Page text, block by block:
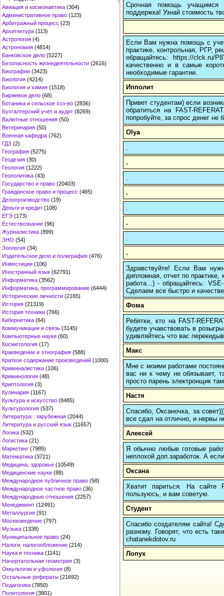
Авиация и космонавтика (304)
Административное право (123)
Арбитражный процесс (23)
Архитектура (113)
Астрология (4)
Астрономия (4814)
Банковское дело (5227)
Безопасность жизнедеятельности (2616)
Биографии (3423)
Биология (4214)
Биология и химия (1518)
Биржевое дело (68)
Ботаника и сельское хоз-во (2836)
Бухгалтерский учет и аудит (8269)
Валютные отношения (50)
Ветеринария (50)
Военная кафедра (762)
ГДЗ (2)
География (5275)
Геодезия (30)
Геология (1222)
Геополитика (43)
Государство и право (20403)
Гражданское право и процесс (465)
Делопроизводство (19)
Деньги и кредит (108)
ЕГЭ (173)
Естествознание (96)
Журналистика (899)
ЗНО (54)
Зоология (34)
Издательское дело и полиграфия (476)
Инвестиции (106)
Иностранный язык (62791)
Информатика (3562)
Информатика, программирование (6444)
Исторические личности (2165)
История (21319)
История техники (766)
Кибернетика (64)
Коммуникации и связь (3145)
Компьютерные науки (60)
Косметология (17)
Краеведение и этнография (588)
Краткое содержание произведений (1000)
Криминалистика (106)
Криминология (48)
Криптология (3)
Кулинария (1167)
Культура и искусство (8485)
Культурология (537)
Литература : зарубежная (2044)
Литература и русский язык (11657)
Логика (532)
Логистика (21)
Маркетинг (7985)
Математика (3721)
Медицина, здоровье (10549)
Медицинские науки (88)
Международное публичное право (58)
Международное частное право (36)
Международные отношения (2257)
Менеджмент (12491)
Металлургия (91)
Москвоведение (797)
Музыка (1338)
Муниципальное право (24)
Налоги, налогообложение (214)
Наука и техника (1141)
Начертательная геометрия (3)
Оккультизм и уфология (8)
Остальные рефераты (21692)
Педагогика (7850)
Политология (3801)
Срочная помощь учащимся в
поддержка! Узнай стоимость
Если Вам нужна помощь с
практике, контрольная, РГР,
обращайтесь: https://clck.ru/
качественно и в самые
необходимые гарантии.
Ипполит
Привет студентам) если
обратиться на FAST-
попробуйте, за спрос денег не
Olya
.
.
.
.
Здравствуйте! Если Вам
дипломная, отчет по
работа...) - обращайтесь:
Сделаем все быстро и
Фома
Ребятки, кто на FAST-
будете учавствовать в
удивляйтесь что вас
Макс
Мне с моими работами
вас ни к чему не обязывает,
просто парень электронщик
Настя
Спасибо, Оксаночка, за
все сдал на отлично, и нервы
Алексей
Я обычно любые готовые
неплохой доп.заработок. А
Оксана
Хватит париться. На
пользуюсь, и вам советую.
Студент
Спасибо создателям сайта!
разному. Говорят, что есть
chatanekdotov.ru
Лопух